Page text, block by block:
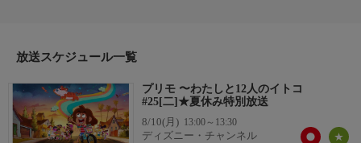
なイトコたちとの、ハチャメチャに賑やかで、思いのほか楽しい
放送スケジュール一覧
プリモ 〜わたしと12人のイトコ
#25[二]★夏休み特別放送
8/10(月) 13:00～13:30
ディズニー・チャンネル